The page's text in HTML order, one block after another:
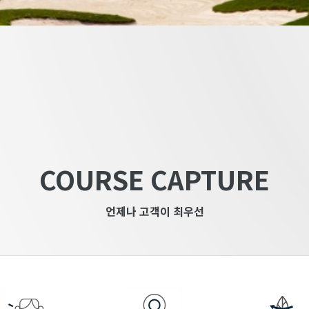
COURSE CAPTURE
언제나 고객이 최우선